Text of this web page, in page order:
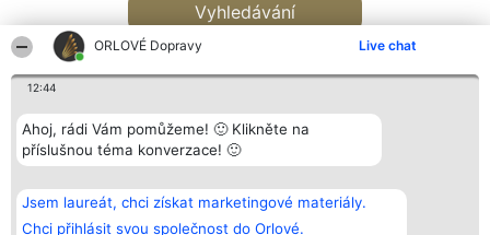
ORLOVÉ Dopravy Live chat
12:44
Ahoj, rádi Vám pomůžeme! 🙂 Klikněte na
příslušnou téma konverzace! 🙂
Jsem laureát, chci získat marketingové materiály.
Chci přihlásit svou společnost do Orlové.
Vyhledávání
Bright Side Solutions sp. z o.
o. sp. k.
ul. Ruska 22
Vítězové
Seznam všech
laureátů
Kontakt